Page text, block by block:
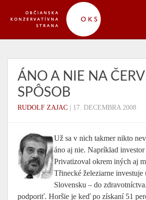
ÁNO A NIE NA
SPÔSOB
RUDOLF ZAJAC 17. DECEMBRA 2008
Už sa v nich takmer nikto
áno aj nie. Napríklad investor
Privatizoval okrem iných aj
Třinecké železiarne investuje
Slovensku – do
podporiť. Horšie je keď po získaní 51